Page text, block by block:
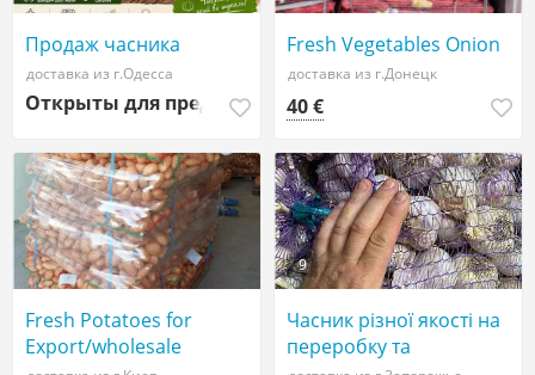
Продаж часника
доставка из г.Одесса
Открыты для предложений
Fresh Vegetables Onion
доставка из г.Донецк
40 €
Fresh Potatoes for
Export/wholesale
9
Часник різної якості на
переробку та